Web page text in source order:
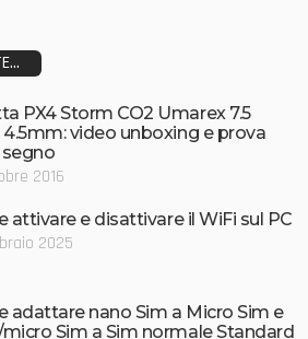
PX4 Storm CO2 Umarex 7.5
4.5mm: video unboxing e prova
2016
attivare e disattivare il WiFi sul PC
2025
adattare nano Sim a Micro Sim e
Sim a Sim normale Standard